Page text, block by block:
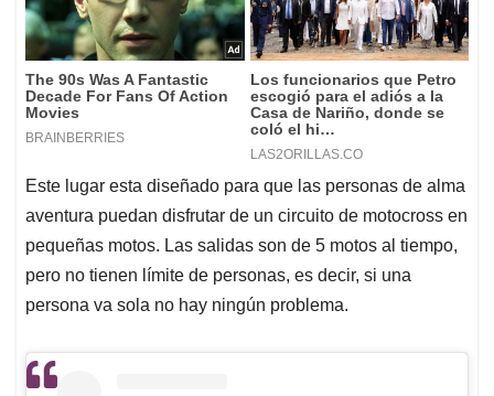
Este lugar esta diseñado para que las personas de alma
aventura puedan disfrutar de un circuito de motocross en
pequeñas motos. Las salidas son de 5 motos al tiempo,
pero no tienen límite de personas, es decir, si una
persona va sola no hay ningún problema.